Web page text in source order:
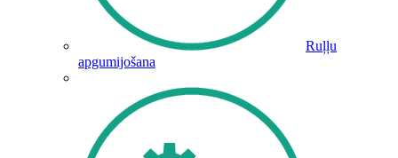
Ruļļu
apgumijošana